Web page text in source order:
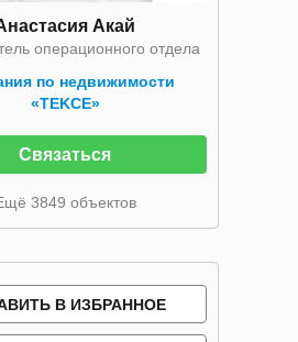
Акай
операционного отдела
по недвижимости
«TEKCE»
Связаться
3849 объектов
В ИЗБРАННОЕ